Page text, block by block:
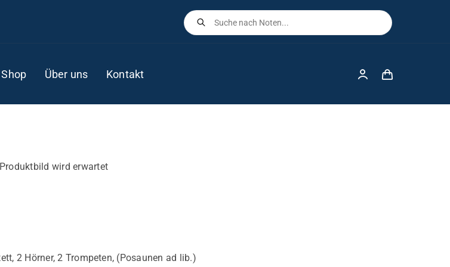
Products
search
Shop Über uns Kontakt
2 Hörner, 2 Trompeten, (Posaunen ad lib.)